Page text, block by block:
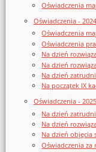
Oświadczenia
Oświadczenia -
Oświadczenia
Oświadczenia
Na dzień
Na dzień
Na dzień
Na początek IX
Oświadczenia -
Na dzień
Na dzień
Na dzień objęcia
Oświadczenia za